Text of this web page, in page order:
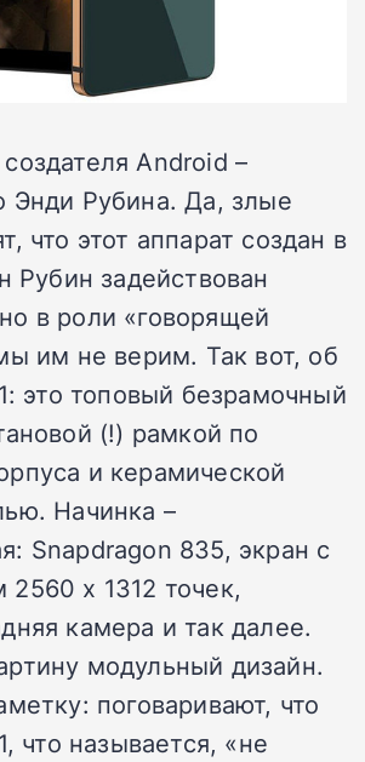
Android –
Энди Рубина. Да, злые
что этот аппарат создан в
Рубин задействован
в роли «говорящей
им не верим. Так вот, об
это топовый безрамочный
(!) рамкой по
и керамической
Начинка –
Snapdragon 835, экран с
х 1312 точек,
камера и так далее.
модульный дизайн.
поговаривают, что
что называется, «не